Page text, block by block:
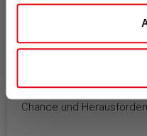
09.07.2026
Influencer im
Verantwortung:
Chance und